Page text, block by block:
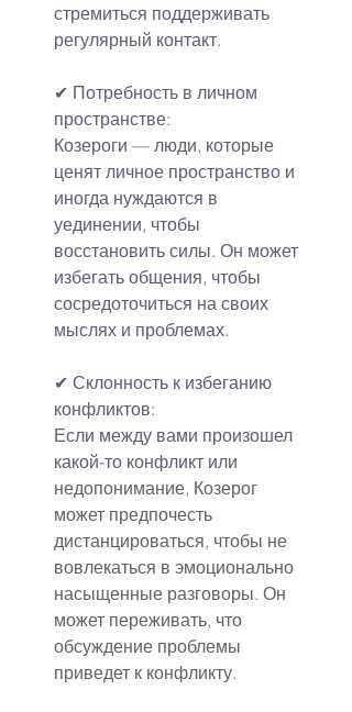
стремиться поддерживать
регулярный контакт.
✔ Потребность в личном
пространстве:
Козероги — люди, которые
ценят личное пространство и
иногда нуждаются в
уединении, чтобы
восстановить силы. Он может
избегать общения, чтобы
сосредоточиться на своих
мыслях и проблемах.
✔ Склонность к избеганию
конфликтов:
Если между вами произошел
какой-то конфликт или
недопонимание, Козерог
может предпочесть
дистанцироваться, чтобы не
вовлекаться в эмоционально
насыщенные разговоры. Он
может переживать, что
обсуждение проблемы
приведет к конфликту.